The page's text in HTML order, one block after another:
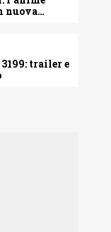
nuova
trailer e